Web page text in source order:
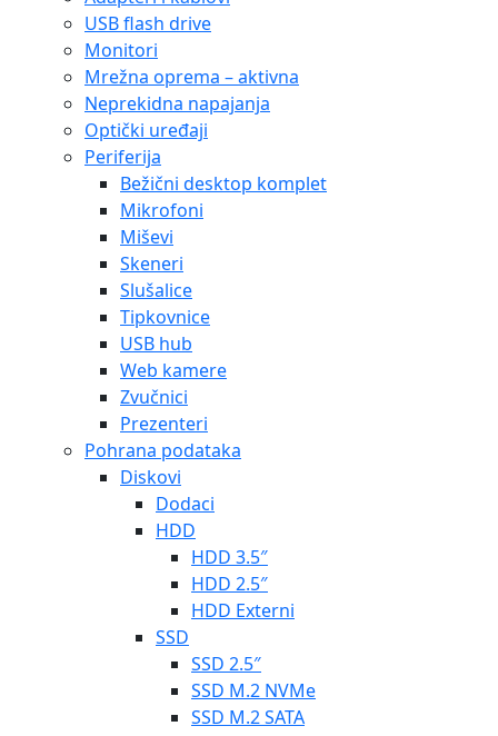
USB flash drive
Monitori
Mrežna oprema – aktivna
Neprekidna napajanja
Optički uređaji
Periferija
Bežični desktop komplet
Mikrofoni
Miševi
Skeneri
Slušalice
Tipkovnice
USB hub
Web kamere
Zvučnici
Prezenteri
Pohrana podataka
Diskovi
Dodaci
HDD
HDD 3.5″
HDD 2.5″
HDD Externi
SSD
SSD 2.5″
SSD M.2 NVMe
SSD M.2 SATA